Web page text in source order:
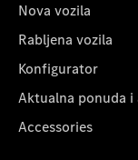
Nova vozila
Rabljena vozila
Konfigurator
Aktualna ponuda i
Accessories